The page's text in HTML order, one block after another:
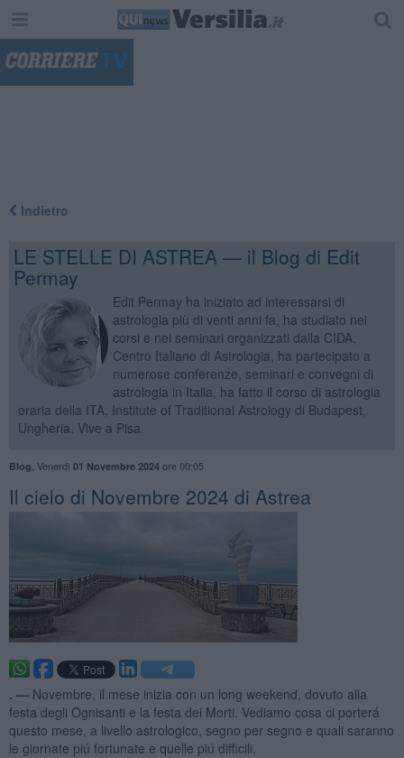
Indietro
LE STELLE DI ASTREA — il Blog di Edit
Permay
Edit Permay ha iniziato ad interessarsi di
astrologia più di venti anni fa, ha studiato nei
corsi e nei seminari organizzati dalla CIDA,
Centro Italiano di Astrologia, ha partecipato a
numerose conferenze, seminari e convegni di
astrologia in Italia, ha fatto il corso di astrologia
oraria della ITA, Institute of Traditional Astrology di Budapest,
Ungheria. Vive a Pisa.
Blog Venerdì 01 Novembre 2024ore 00:05
Il cielo di Novembre 2024 di Astrea
. — Novembre, il mese inizia con un long weekend, dovuto alla
festa degli Ognisanti e la festa dei Morti. Vediamo cosa ci porterá
questo mese, a livello astrologico, segno per segno e quali saranno
le giornate piú fortunate e quelle piú difficili.